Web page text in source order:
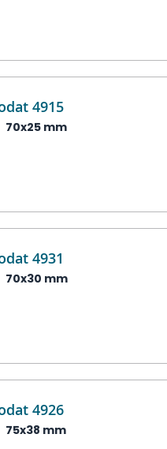
4915
70x25 mm
4931
70x30 mm
4926
75x38 mm